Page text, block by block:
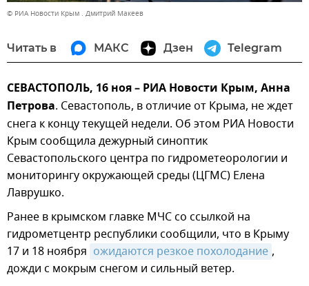
© РИА Новости Крым . Дмитрий Макеев
Читать в МАКС Дзен Telegram
СЕВАСТОПОЛЬ, 16 ноя – РИА Новости Крым, Анна
Петрова. Севастополь, в отличие от Крыма, не ждет
снега к концу текущей недели. Об этом РИА Новости
Крым сообщила дежурный синоптик
Севастопольского центра по гидрометеорологии и
мониторингу окружающей среды (ЦГМС) Елена
Лаврушко.
Ранее в крымском главке МЧС со ссылкой на
гидрометцентр республики сообщили, что в Крыму
17 и 18 ноября ожидаются резкое похолодание ,
дожди с мокрым снегом и сильный ветер.